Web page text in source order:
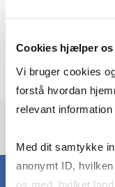
Cookies hjælper os
Vi bruger cookies
forstå hvordan
relevant
Med dit samtykke
anonymt ID,
os med, hvilket
Department of